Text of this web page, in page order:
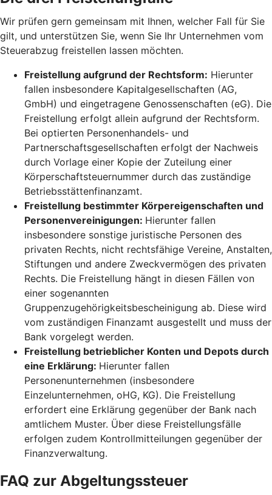
Wir prüfen gern gemeinsam mit Ihnen, welcher Fall für Sie
gilt, und unterstützen Sie, wenn Sie Ihr Unternehmen vom
Steuerabzug freistellen lassen möchten.
Freistellung aufgrund der Rechtsform: Hierunter
fallen insbesondere Kapitalgesellschaften (AG,
GmbH) und eingetragene Genossenschaften (eG). Die
Freistellung erfolgt allein aufgrund der Rechtsform.
Bei optierten Personenhandels- und
Partnerschaftsgesellschaften erfolgt der Nachweis
durch Vorlage einer Kopie der Zuteilung einer
Körperschaftsteuernummer durch das zuständige
Betriebsstättenfinanzamt.
Freistellung bestimmter Körpereigenschaften und
Personenvereinigungen: Hierunter fallen
insbesondere sonstige juristische Personen des
privaten Rechts, nicht rechtsfähige Vereine, Anstalten,
Stiftungen und andere Zweckvermögen des privaten
Rechts. Die Freistellung hängt in diesen Fällen von
einer sogenannten
Gruppenzugehörigkeitsbescheinigung ab. Diese wird
vom zuständigen Finanzamt ausgestellt und muss der
Bank vorgelegt werden.
Freistellung betrieblicher Konten und Depots durch
eine Erklärung: Hierunter fallen
Personenunternehmen (insbesondere
Einzelunternehmen, oHG, KG). Die Freistellung
erfordert eine Erklärung gegenüber der Bank nach
amtlichem Muster. Über diese Freistellungsfälle
erfolgen zudem Kontrollmitteilungen gegenüber der
Finanzverwaltung.
FAQ zur Abgeltungssteuer